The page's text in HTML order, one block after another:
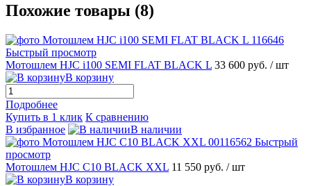
Похожие товары (8)
Быстрый просмотр
Мотошлем HJC i100 SEMI FLAT BLACK L 33 600 руб. / шт
В корзину
Подробнее
Купить в 1 клик К сравнению
В избранное
В наличии
Быстрый
просмотр
Мотошлем HJC C10 BLACK XXL 11 550 руб. / шт
В корзину